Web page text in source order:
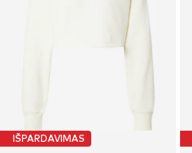
IŠPARDAVIMAS